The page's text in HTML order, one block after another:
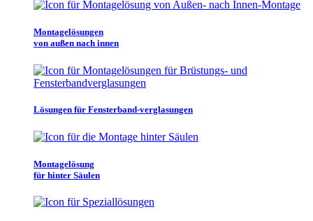
Montagelösungen
von außen nach innen
Lösungen für Fensterband-verglasungen
Montagelösung
für hinter Säulen